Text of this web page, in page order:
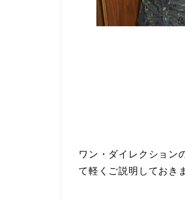
ワン・ダイレクション
て軽くご説明しておき